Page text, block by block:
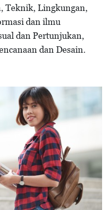
Teknik, Lingkungan,
dan ilmu
dan Pertunjukan,
dan Desain.